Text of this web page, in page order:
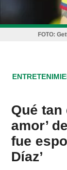
FOTO:
Qué tan
amor’
fue
Díaz’